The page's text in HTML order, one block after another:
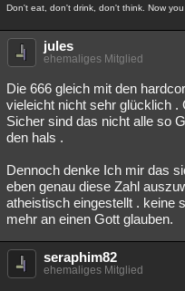
Don't eat, don't drink, don't think. Now
jules
ehemaliges Mitglied
Die 666 gleich mit den
vieleicht nicht sehr glücklich .
Sicher sind das nicht alle so
den hals .
Dennoch denke Ich mir das
eben genau diese Zahl
atheistisch eingestellt . keine
mehr an einen Gott glauben.
seraphim82
ehemaliges Mitglied